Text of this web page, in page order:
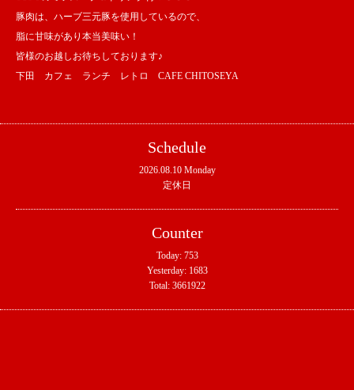
豚肉は、ハーブ三元豚を使用しているので、
脂に甘味があり本当美味い！
皆様のお越しお待ちしております♪
下田 カフェ ランチ レトロ CAFE CHITOSEYA
Schedule
2026.08.10 Monday
定休日
Counter
Today: 753
Yesterday: 1683
Total: 3661922